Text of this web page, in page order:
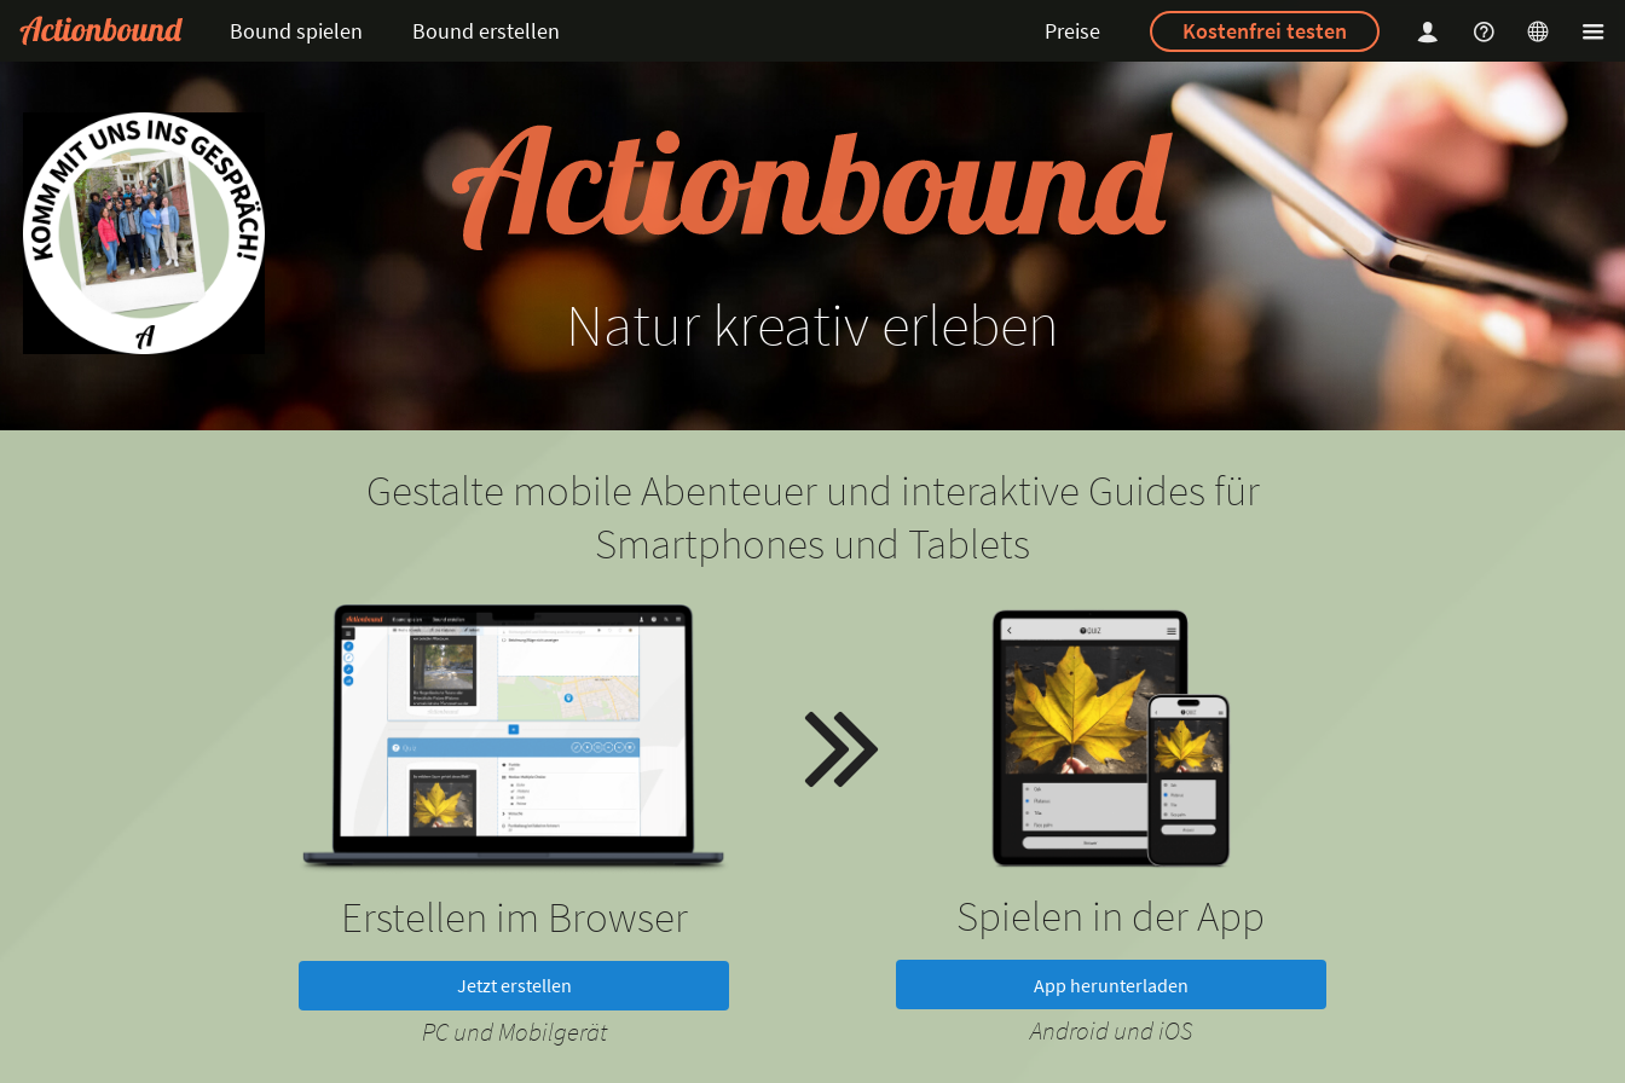
Bound spielen Bound erstellen Preise Kostenfrei testen
Natur kreativerleben
Gestalte mobile Abenteuer und interaktive Guides für
Smartphones und Tablets
Erstellen im Browser
Jetzt erstellen
PC und Mobilgerät
Spielen in der App
App herunterladen
Android und iOS